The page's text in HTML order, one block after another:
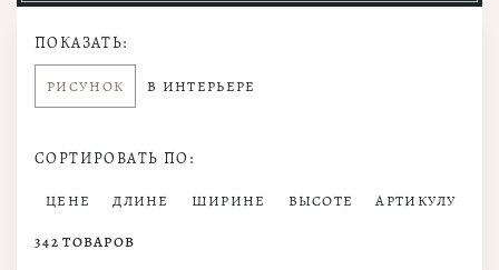
ПОКАЗАТЬ:
РИСУНОК В ИНТЕРЬЕРЕ
СОРТИРОВАТЬ ПО:
ЦЕНЕ ДЛИНЕ ШИРИНЕ ВЫСОТЕ АРТИКУЛУ
342 ТОВАРОВ